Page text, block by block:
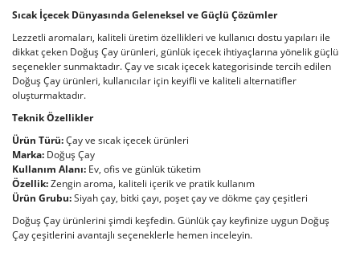
Sıcak İçecek Dünyasında Geleneksel ve Güçlü Çözümler
Lezzetli aromaları, kaliteli üretim özellikleri ve kullanıcı dostu yapıları ile
dikkat çeken Doğuş Çay ürünleri, günlük içecek ihtiyaçlarına yönelik güçlü
seçenekler sunmaktadır. Çay ve sıcak içecek kategorisinde tercih edilen
Doğuş Çay ürünleri, kullanıcılar için keyifli ve kaliteli alternatifler
oluşturmaktadır.
Teknik Özellikler
Ürün Türü:Çay ve sıcak içecek ürünleri
Marka: Doğuş Çay
Kullanım Alanı: Ev, ofis ve günlük tüketim
Özellik:Zengin aroma, kaliteli içerik ve pratik kullanım
Ürün Grubu:Siyah çay, bitki çayı, poşet çay ve dökme çay çeşitleri
Doğuş Çay ürünlerini şimdi keşfedin. Günlük çay keyfinize uygun Doğuş
Çay çeşitlerini avantajlı seçeneklerle hemen inceleyin.